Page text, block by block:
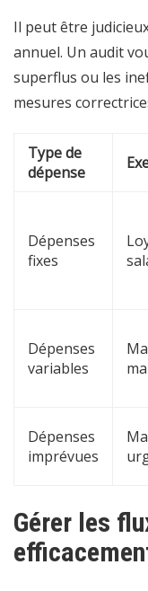
Il peut être
annuel. Un audit
superflus ou les
mesures
Type de
dépense
Dépenses
fixes
Dépenses
variables
Dépenses
imprévues
Gérer les